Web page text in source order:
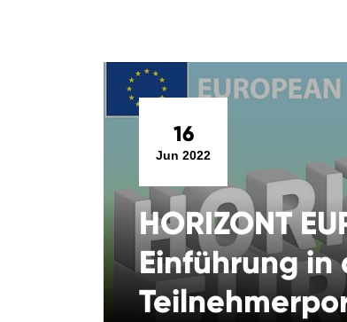
16
Jun 2022
HORIZONT
Einführung in